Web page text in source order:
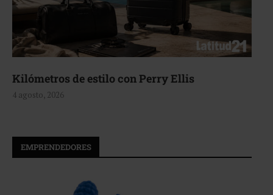
Aerie, texturas que fluyen
4 agosto, 2026
EMPRENDEDORES